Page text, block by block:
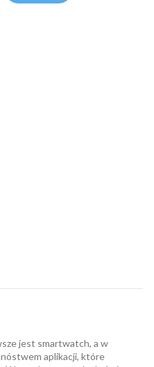
jest smartwatch, a w
aplikacji, które